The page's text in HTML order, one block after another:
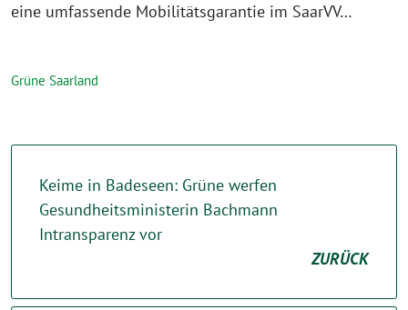
eine umfassende Mobilitätsgarantie im SaarVV…
Grüne Saarland
Keime in Badeseen: Grüne werfen
Gesundheitsministerin Bachmann
Intransparenz vor
ZURÜCK